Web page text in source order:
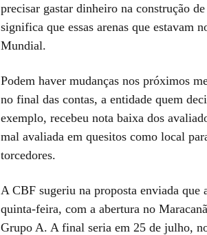
precisar gastar dinheiro na construção
significa que essas arenas que estavam
Mundial.
Podem haver mudanças nos próximos
no final das contas, a entidade quem
exemplo, recebeu nota baixa dos
mal avaliada em quesitos como local
torcedores.
A CBF sugeriu na proposta enviada que
quinta-feira, com a abertura no
Grupo A. A final seria em 25 de julho,